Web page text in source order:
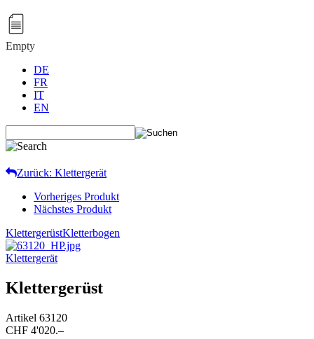
Empty
DE
FR
IT
EN
Zurück: Klettergerät
Vorheriges Produkt
Nächstes Produkt
KlettergerüstKletterbogen
Klettergerät
Klettergerüst
Artikel 63120
CHF 4'020.–